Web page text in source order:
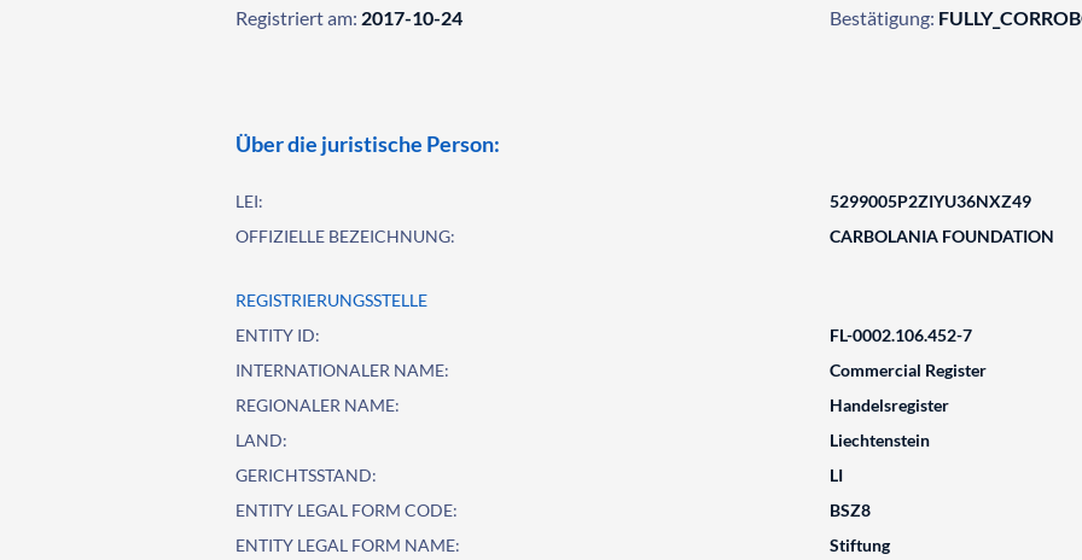
Registriert am: 2017-10-24
Bestätigung:
Über die juristische Person:
LEI:
5299005P2ZIYU36NXZ49
OFFIZIELLE BEZEICHNUNG:
CARBOLANIA FOUNDATION
REGISTRIERUNGSSTELLE
ENTITY ID:
FL-0002.106.452-7
INTERNATIONALER NAME:
Commercial Register
REGIONALER NAME:
Handelsregister
LAND:
Liechtenstein
GERICHTSSTAND:
LI
ENTITY LEGAL FORM CODE:
BSZ8
ENTITY LEGAL FORM NAME:
Stiftung